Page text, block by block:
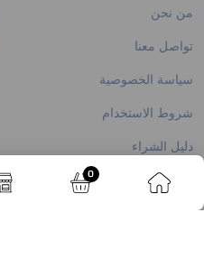
0
من نحن
تواصل معنا
سياسة الخصوصية
شروط الاستخدام
دليل الشراء